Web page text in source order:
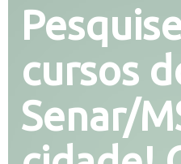
cursos
Senar/